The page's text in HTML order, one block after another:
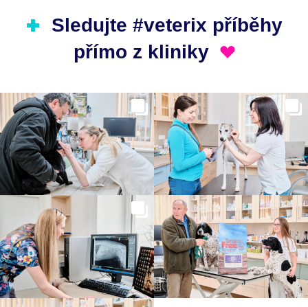
Sledujte #veterix příběhy
přímo z kliniky